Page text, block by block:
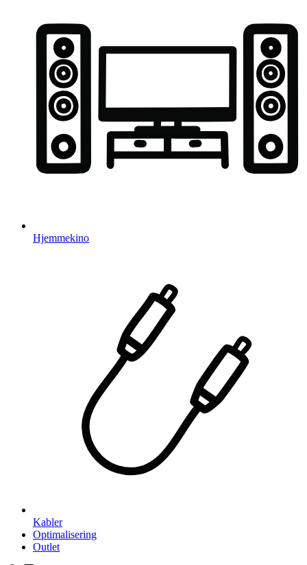
Hjemmekino
Kabler
Optimalisering
Outlet